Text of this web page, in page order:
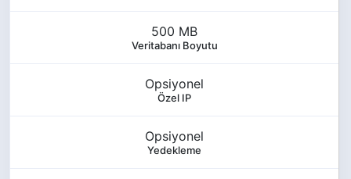
500 MB
Veritabanı Boyutu
Opsiyonel
Özel IP
Opsiyonel
Yedekleme